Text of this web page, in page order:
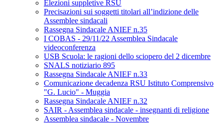
Elezioni suppletive RSU
Precisazioni sui soggetti titolari all’indizione delle
Assemblee sindacali
Rassegna Sindacale ANIEF n.35
I COBAS - 29/11/22 Assemblea Sindacale
videoconferenza
USB Scuola: le ragioni dello sciopero del 2 dicembre
SNALS notiziario 895
Rassegna Sindacale ANIEF n.33
Comunicazione decadenza RSU Istituto Comprensivo
"G. Lucio" - Muggia
Rassegna Sindacale ANIEF n.32
SAIR - Assemblea sindacale - insegnanti di religione
Assemblea sindacale - Novembre